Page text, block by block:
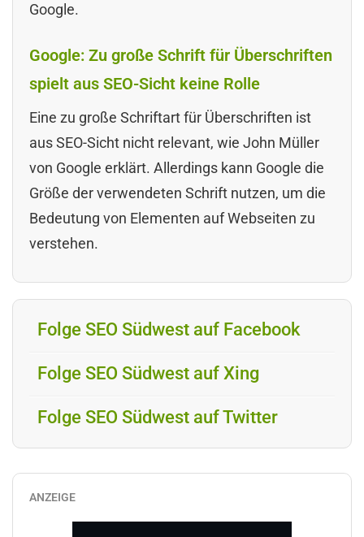
Google.
Google: Zu große Schrift für Überschriften
spielt aus SEO-Sicht keine Rolle
Eine zu große Schriftart für Überschriften ist
aus SEO-Sicht nicht relevant, wie John Müller
von Google erklärt. Allerdings kann Google die
Größe der verwendeten Schrift nutzen, um die
Bedeutung von Elementen auf Webseiten zu
verstehen.
Folge SEO Südwest auf Facebook
Folge SEO Südwest auf Xing
Folge SEO Südwest auf Twitter
ANZEIGE